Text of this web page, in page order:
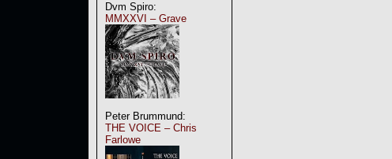
Dvm Spiro:
MMXXVI – Grave
Peter Brummund:
THE VOICE – Chris
Farlowe